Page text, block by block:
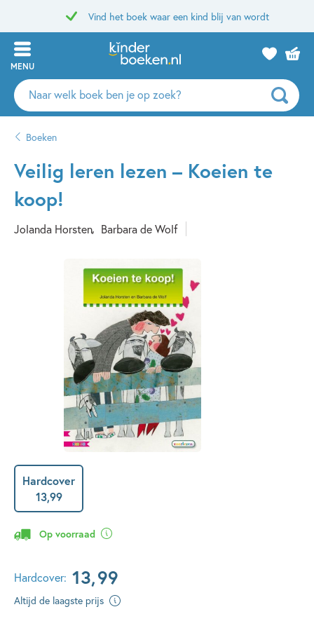
Vind het boek waar een kind blij van wordt
MENU
Zoeken
naar
auteurs
uitgevers
Boeken
Veilig leren lezen – Koeien te
koop!
Jolanda Horsten Barbara de Wolf
Hardcover
13,99
Op voorraad
Hardcover: 13,99
Altijd de laagste prijs